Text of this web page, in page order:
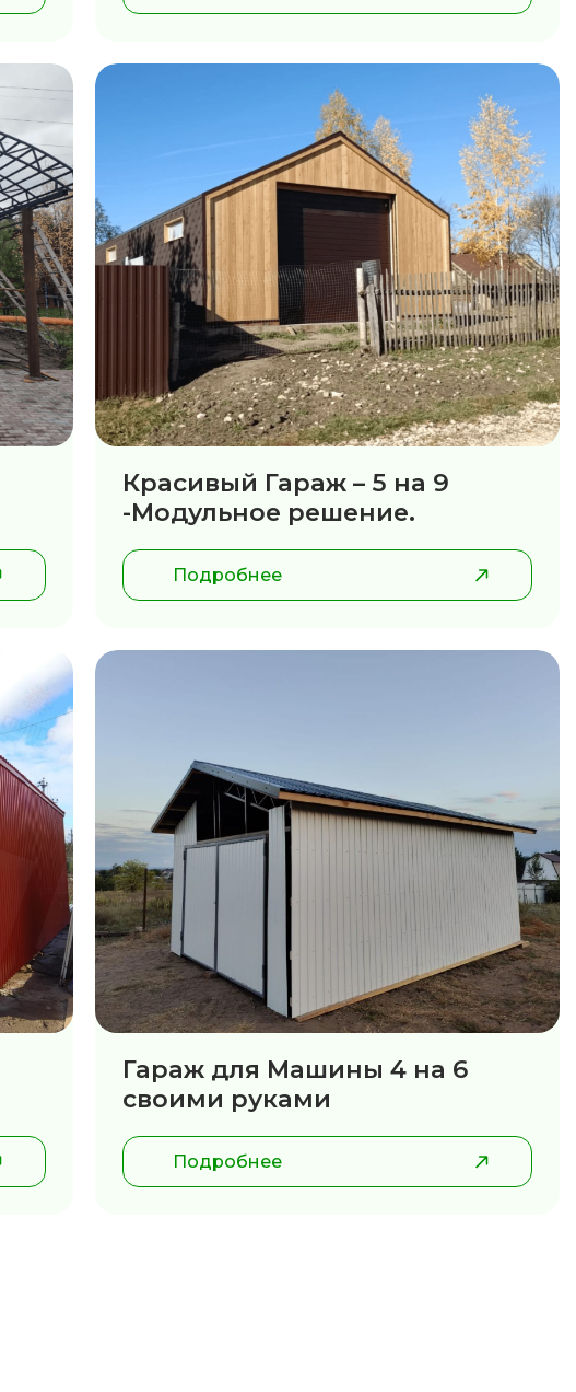
Красивый Гараж – 5 на 9
-Модульное решение.
Подробнее
Гараж для Машины 4 на 6
своими руками
Подробнее